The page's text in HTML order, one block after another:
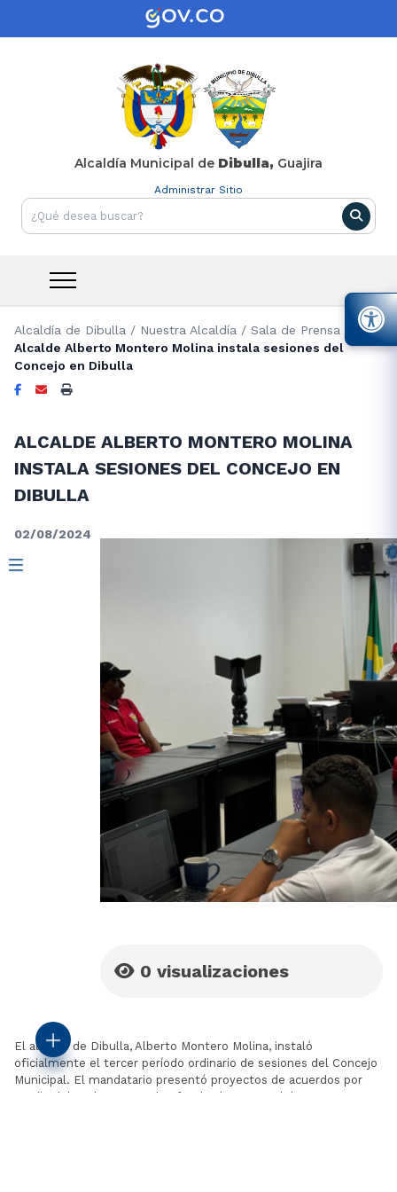
Alcaldía Municipal de Dibulla, Guajira
Administrar Sitio
Alcaldía de Dibulla / Nuestra Alcaldía / Sala de Prensa
Alcalde Alberto Montero Molina instala sesiones del
Concejo en Dibulla
ALCALDE ALBERTO MONTERO MOLINA
INSTALA SESIONES DEL CONCEJO EN
DIBULLA
02/08/2024
0 visualizaciones
El alcalde de Dibulla, Alberto Montero Molina, instaló
oficialmente el tercer período ordinario de sesiones del Concejo
Municipal. El mandatario presentó proyectos de acuerdos por
medio del cual se conceden facultades para celebrar contratos y